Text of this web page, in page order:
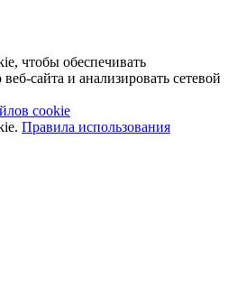
чтобы обеспечивать
сайта и анализировать сетевой
cookie
Правила использования